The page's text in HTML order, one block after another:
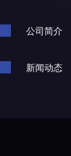
公司简介
新闻动态